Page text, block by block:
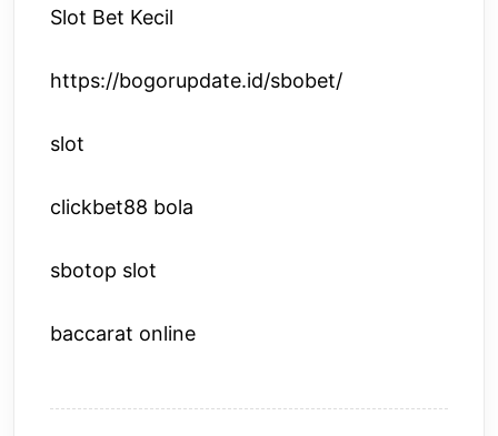
Slot Bet Kecil
https://bogorupdate.id/sbobet/
slot
clickbet88 bola
sbotop slot
baccarat online